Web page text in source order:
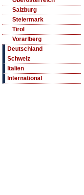
Salzburg
Steiermark
Tirol
Vorarlberg
Deutschland
Schweiz
Italien
International